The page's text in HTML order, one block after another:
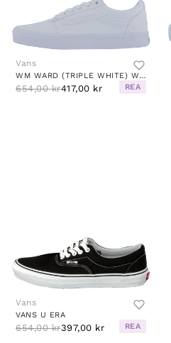
Vans
WM WARD (TRIPLE WHITE) WHITE
654,00 kr417,00 kr REA
Vans
VANS U ERA
654,00 kr397,00 kr REA